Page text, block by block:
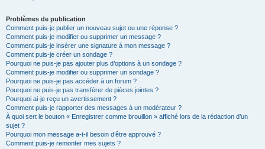
Problèmes de publication
Comment puis-je publier un nouveau sujet ou une réponse ?
Comment puis-je modifier ou supprimer un message ?
Comment puis-je insérer une signature à mon message ?
Comment puis-je créer un sondage ?
Pourquoi ne puis-je pas ajouter plus d’options à un sondage ?
Comment puis-je modifier ou supprimer un sondage ?
Pourquoi ne puis-je pas accéder à un forum ?
Pourquoi ne puis-je pas transférer de pièces jointes ?
Pourquoi ai-je reçu un avertissement ?
Comment puis-je rapporter des messages à un modérateur ?
À quoi sert le bouton « Enregistrer comme brouillon » affiché lors de la rédaction d’un
sujet ?
Pourquoi mon message a-t-il besoin d’être approuvé ?
Comment puis-je remonter mes sujets ?